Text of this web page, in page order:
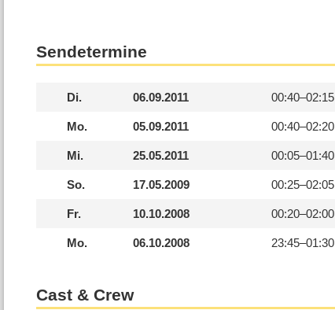
Sendetermine
Di. 06.09.2011 00:40–02:15
Mo. 05.09.2011 00:40–02:20
Mi. 25.05.2011 00:05–01:40
So. 17.05.2009 00:25–02:05
Fr. 10.10.2008 00:20–02:00
Mo. 06.10.2008 23:45–01:30
Cast & Crew